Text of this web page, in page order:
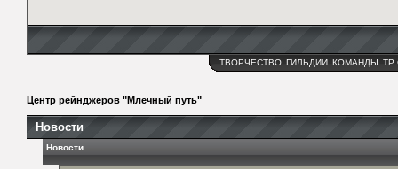
ТВОРЧЕСТВО ГИЛЬДИИ КОМАНДЫ ТР
Центр рейнджеров "Млечный путь"
Новости
Новости